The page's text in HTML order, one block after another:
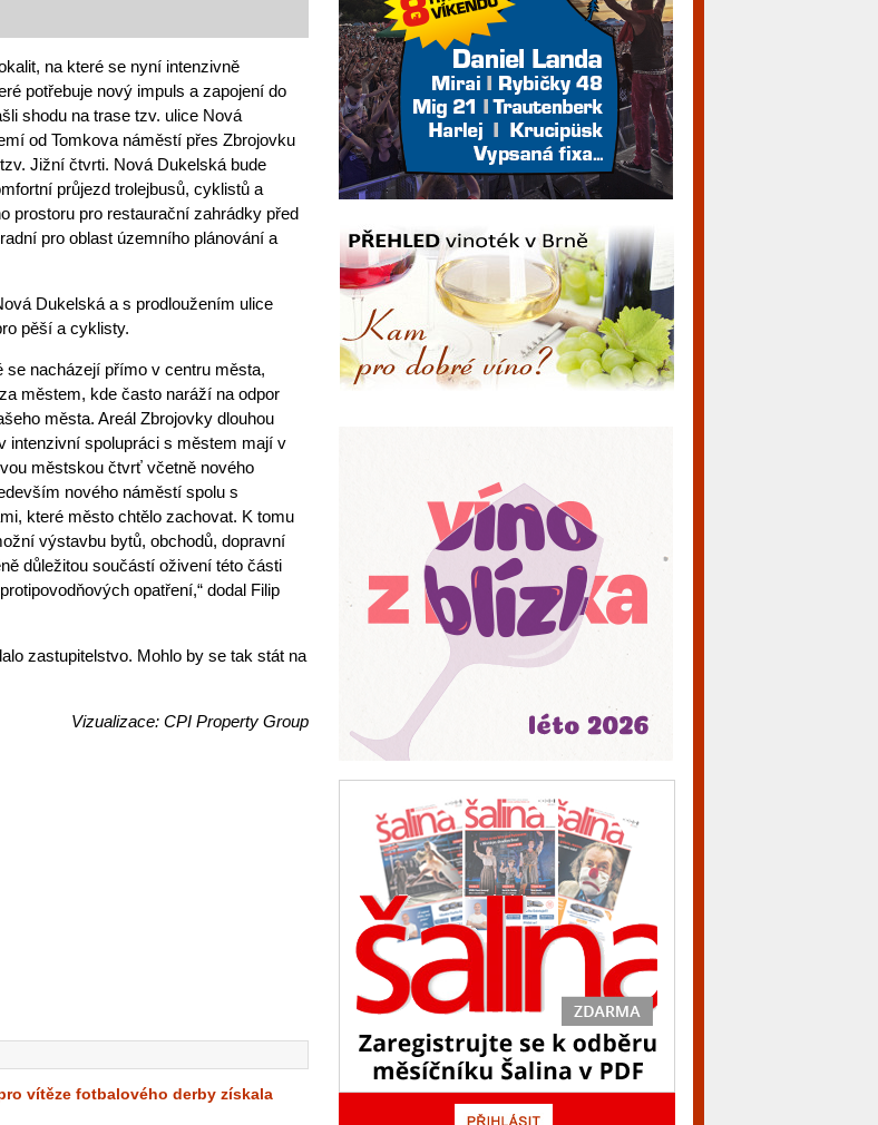
na které se nyní intenzivně
potřebuje nový impuls a zapojení do
shodu na trase tzv. ulice Nová
od Tomkova náměstí přes Zbrojovku
Jižní čtvrti. Nová Dukelská bude
průjezd trolejbusů, cyklistů a
prostoru pro restaurační zahrádky před
pro oblast územního plánování a
Dukelská a s prodloužením ulice
pěší a cyklisty.
se nacházejí přímo v centru města,
městem, kde často naráží na odpor
města. Areál Zbrojovky dlouhou
intenzivní spolupráci s městem mají v
městskou čtvrť včetně nového
nového náměstí spolu s
které město chtělo zachovat. K tomu
výstavbu bytů, obchodů, dopravní
důležitou součástí oživení této části
opatření,“ dodal Filip
zastupitelstvo. Mohlo by se tak stát na
Vizualizace: CPI Property Group
vítěze fotbalového derby získala